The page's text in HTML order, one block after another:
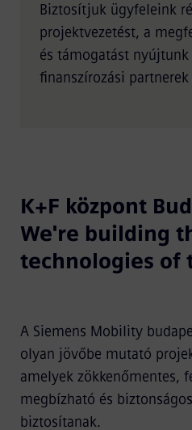
Biztosítjuk ügyfeleink
projektvezetést, a
és támogatást
finanszírozási
K+F központ
We're building
technologies of
A Siemens Mobility
olyan jövőbe mutató
amelyek zökkenőmentes,
megbízható és
biztosítanak.